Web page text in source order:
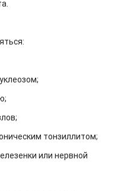
тонзиллитом;
или нервной